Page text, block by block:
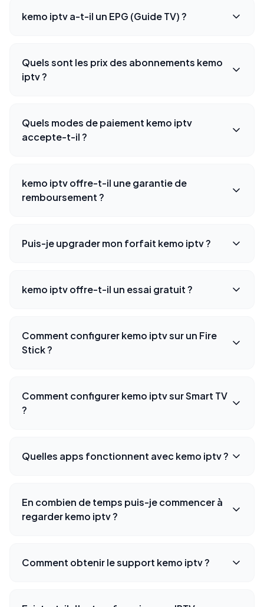
kemo iptv a-t-il un EPG (Guide TV) ?
Quels sont les prix des abonnements kemo
iptv ?
Quels modes de paiement kemo iptv
accepte-t-il ?
kemo iptv offre-t-il une garantie de
remboursement ?
Puis-je upgrader mon forfait kemo iptv ?
kemo iptv offre-t-il un essai gratuit ?
Comment configurer kemo iptv sur un Fire
Stick ?
Comment configurer kemo iptv sur Smart TV
?
Quelles apps fonctionnent avec kemo iptv ?
En combien de temps puis-je commencer à
regarder kemo iptv ?
Comment obtenir le support kemo iptv ?